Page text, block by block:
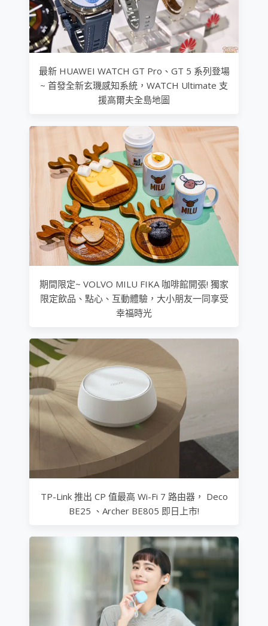
最新 HUAWEI WATCH GT Pro、GT 5 系列登場
~ 首發全新玄璣感知系統，WATCH Ultimate 支
援高爾夫全島地圖
期間限定~ VOLVO MILU FIKA 咖啡館開張! 獨家
限定飲品、點心、互動體驗，大小朋友一同享受
幸福時光
TP-Link 推出 CP 值最高 Wi-Fi 7 路由器， Deco
BE25 、Archer BE805 即日上市!